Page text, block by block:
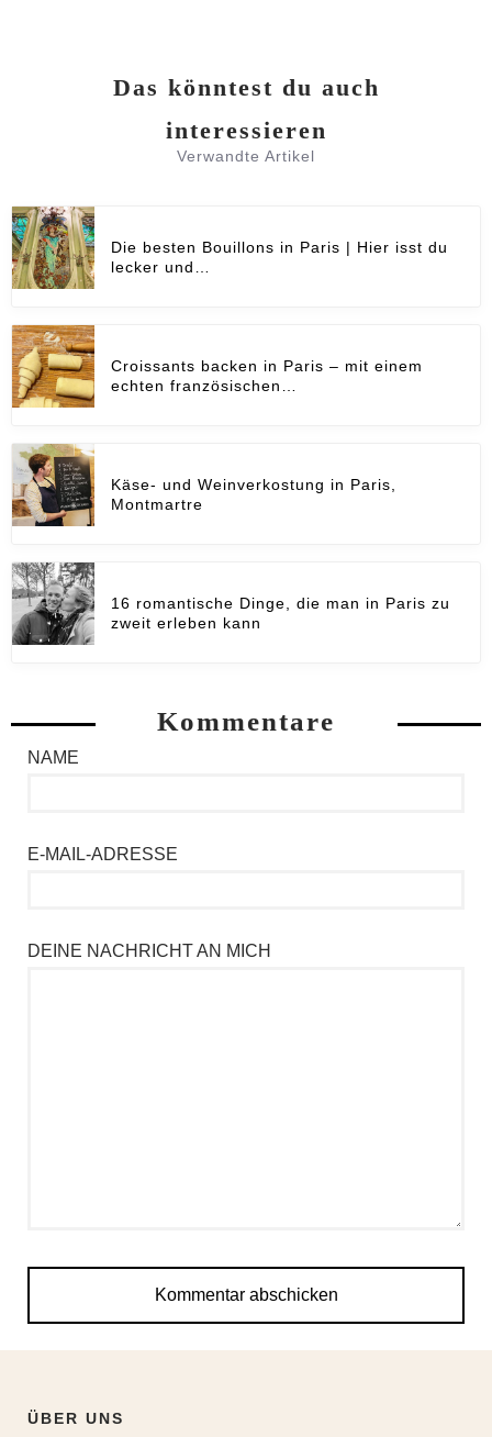
Das könntest du auch
interessieren
Verwandte Artikel
Die besten Bouillons in Paris | Hier isst du
lecker und…
Croissants backen in Paris – mit einem
echten französischen…
Käse- und Weinverkostung in Paris,
Montmartre
16 romantische Dinge, die man in Paris zu
zweit erleben kann
Kommentare
NAME
E-MAIL-ADRESSE
DEINE NACHRICHT AN MICH
ÜBER UNS